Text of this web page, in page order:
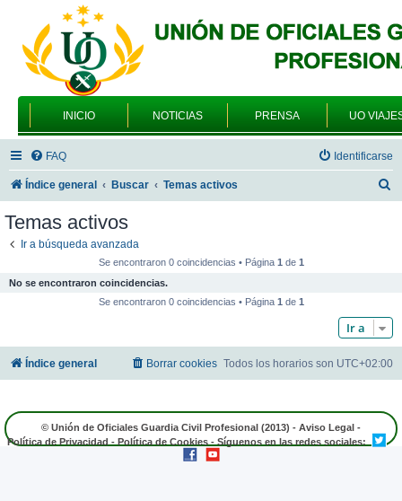
INICIO NOTICIAS PRENSA UO
FAQ Identificarse
Índice general Buscar Temas activos
Temas activos
Ir a búsqueda avanzada
Se encontraron 0 coincidencias • Página 1de 1
No se encontraron coincidencias.
Se encontraron 0 coincidencias • Página 1de 1
Ir a
Índice general Todos los horarios son UTC+02:00
Borrar cookies
© Unión de Oficiales Guardia Civil Profesional (2013) - Aviso Legal -
Política de Privacidad-Política de Cookies- Síguenos en las redes sociales: